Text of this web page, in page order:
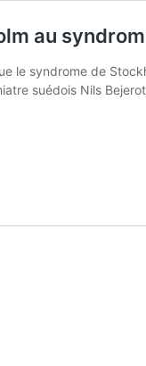
au
le syndrome de
suédois Nils